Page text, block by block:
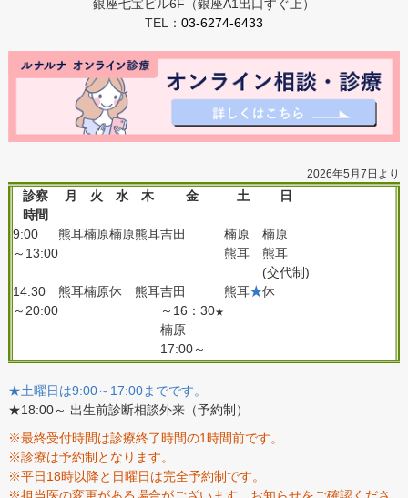
銀座七宝ビル6F（銀座A1出口すぐ上）
TEL： 03-6274-6433
2026年5月7日より
診察
時間
月 火 水 木 金 土 日
9:00
～13:00
熊耳楠原楠原熊耳吉田
楠原
熊耳
楠原
熊耳
(交代制)
14:30
～20:00
熊耳楠原休 熊耳吉田
～16：30★
熊耳★休
楠原
17:00～
★土曜日は9:00～17:00までです。
★18:00～ 出生前診断相談外来（予約制）
※最終受付時間は診療終了時間の1時間前です。
※診療は予約制となります。
※平日18時以降と日曜日は完全予約制です。